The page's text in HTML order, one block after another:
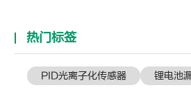
热门标签
PID光离子化传感器 锂电池